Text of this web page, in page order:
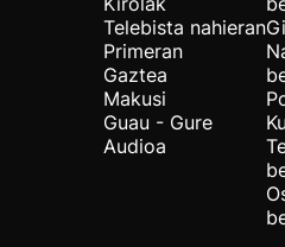
Telebista nahieran
Primeran
Gaztea
Makusi
Guau - Gure
Audioa